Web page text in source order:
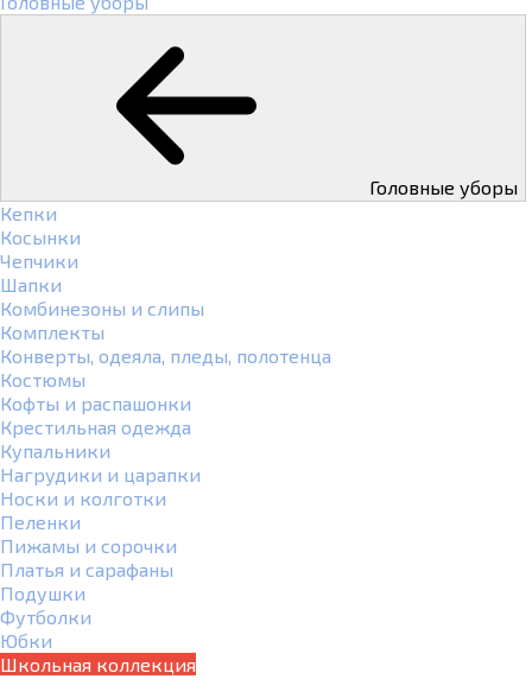
Головные уборы
Кепки
Косынки
Чепчики
Шапки
Комбинезоны и слипы
Комплекты
Конверты, одеяла, пледы, полотенца
Костюмы
Кофты и распашонки
Крестильная одежда
Купальники
Нагрудики и царапки
Носки и колготки
Пеленки
Пижамы и сорочки
Платья и сарафаны
Подушки
Футболки
Юбки
Школьная коллекция